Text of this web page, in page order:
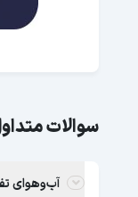
سوالات
آب‌وهوای